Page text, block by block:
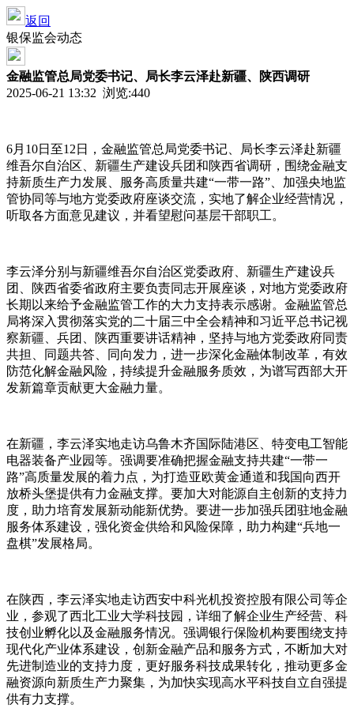
返回
银保监会动态
金融监管总局党委书记、局长李云泽赴新疆、陕西调研
2025-06-21 13:32 浏览:440
6月10日至12日，金融监管总局党委书记、局长李云泽赴新疆
维吾尔自治区、新疆生产建设兵团和陕西省调研，围绕金融支
持新质生产力发展、服务高质量共建“一带一路”、加强央地监
管协同等与地方党委政府座谈交流，实地了解企业经营情况，
听取各方面意见建议，并看望慰问基层干部职工。
李云泽分别与新疆维吾尔自治区党委政府、新疆生产建设兵
团、陕西省委省政府主要负责同志开展座谈，对地方党委政府
长期以来给予金融监管工作的大力支持表示感谢。金融监管总
局将深入贯彻落实党的二十届三中全会精神和习近平总书记视
察新疆、兵团、陕西重要讲话精神，坚持与地方党委政府同责
共担、同题共答、同向发力，进一步深化金融体制改革，有效
防范化解金融风险，持续提升金融服务质效，为谱写西部大开
发新篇章贡献更大金融力量。
在新疆，李云泽实地走访乌鲁木齐国际陆港区、特变电工智能
电器装备产业园等。强调要准确把握金融支持共建“一带一
路”高质量发展的着力点，为打造亚欧黄金通道和我国向西开
放桥头堡提供有力金融支撑。要加大对能源自主创新的支持力
度，助力培育发展新动能新优势。要进一步加强兵团驻地金融
服务体系建设，强化资金供给和风险保障，助力构建“兵地一
盘棋”发展格局。
在陕西，李云泽实地走访西安中科光机投资控股有限公司等企
业，参观了西北工业大学科技园，详细了解企业生产经营、科
技创业孵化以及金融服务情况。强调银行保险机构要围绕支持
现代化产业体系建设，创新金融产品和服务方式，不断加大对
先进制造业的支持力度，更好服务科技成果转化，推动更多金
融资源向新质生产力聚集，为加快实现高水平科技自立自强提
供有力支撑。